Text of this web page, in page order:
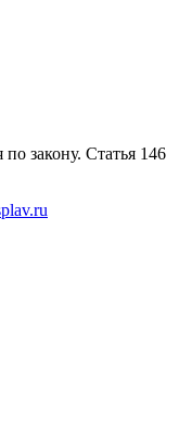
закону. Статья 146